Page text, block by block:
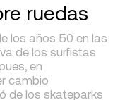
ruedas
los años 50 en las
de los surfistas
en
cambio
de los skateparks